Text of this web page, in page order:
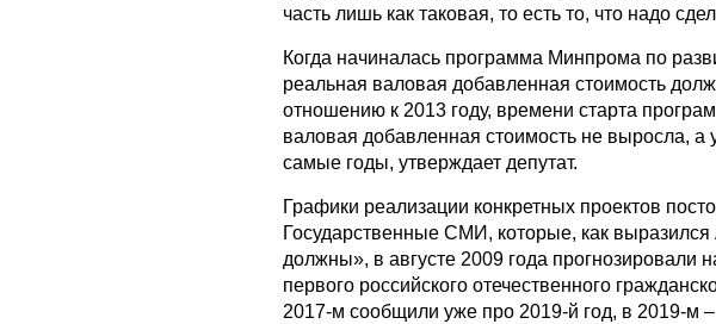
часть лишь как таковая, то есть то, что надо
Когда начиналась программа Минпрома по
реальная валовая добавленная стоимость
отношению к 2013 году, времени старта
валовая добавленная стоимость не выросла, а
самые годы, утверждает депутат.
Графики реализации конкретных проектов
Государственные СМИ, которые, как
должны», в августе 2009 года прогнозировали
первого российского отечественного
2017-м сообщили уже про 2019-й год, в 2019-м